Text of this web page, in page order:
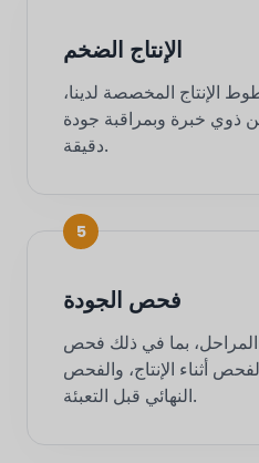
الإنتاج الضخم
الإنتاج المخصصة لدينا،
خبرة وبمراقبة جودة
دقيقة.
5
فحص الجودة
المراحل، بما في ذلك فحص
أثناء الإنتاج، والفحص
النهائي قبل التعبئة.